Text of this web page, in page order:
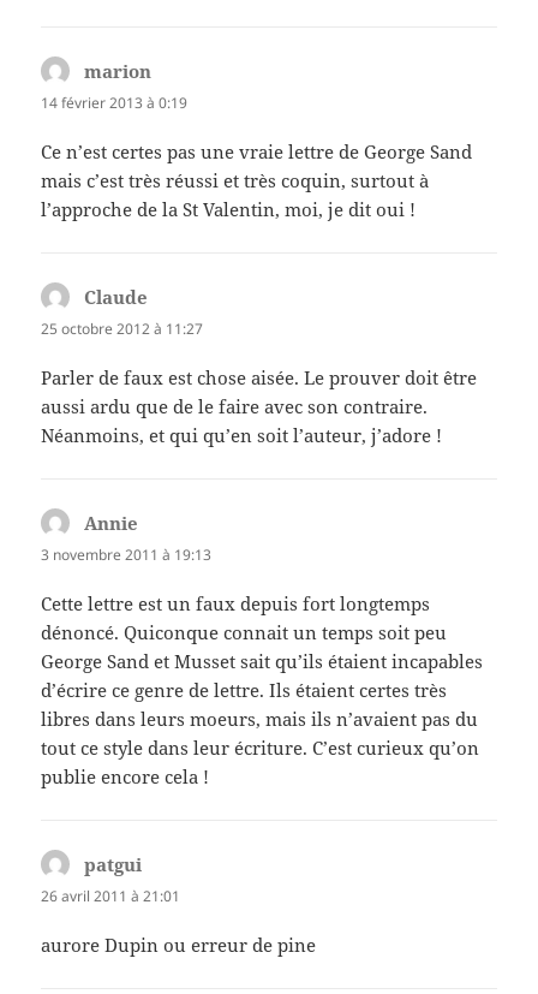
marion
14 février 2013 à 0:19
Ce n’est certes pas une vraie lettre de George Sand
mais c’est très réussi et très coquin, surtout à
l’approche de la St Valentin, moi, je dit oui !
Claude
25 octobre 2012 à 11:27
Parler de faux est chose aisée. Le prouver doit être
aussi ardu que de le faire avec son contraire.
Néanmoins, et qui qu’en soit l’auteur, j’adore !
Annie
3 novembre 2011 à 19:13
Cette lettre est un faux depuis fort longtemps
dénoncé. Quiconque connait un temps soit peu
George Sand et Musset sait qu’ils étaient incapables
d’écrire ce genre de lettre. Ils étaient certes très
libres dans leurs moeurs, mais ils n’avaient pas du
tout ce style dans leur écriture. C’est curieux qu’on
publie encore cela !
patgui
26 avril 2011 à 21:01
aurore Dupin ou erreur de pine